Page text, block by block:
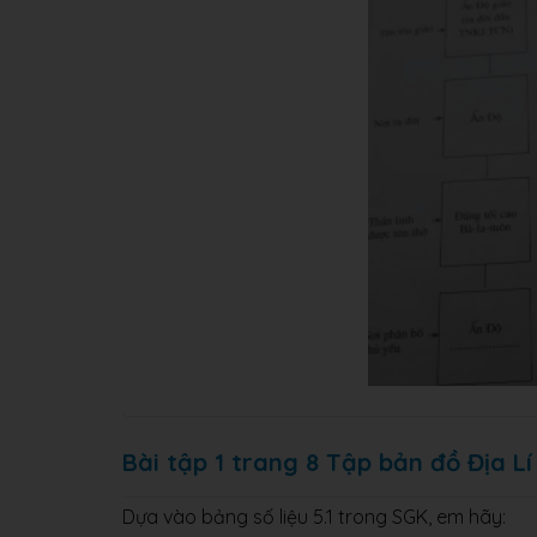
Bài tập 1 trang 8 Tập bản đồ Địa Lí
Dựa vào bảng số liệu 5.1 trong SGK, em hãy: